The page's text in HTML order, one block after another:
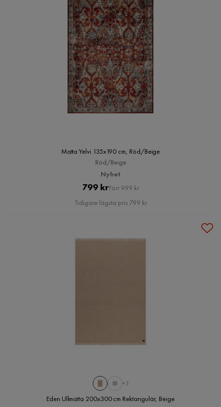
Matta Yelvi 135x190 cm, Röd/Beige
Röd/Beige
Nyhet
Pris
799 krOriginal
Pris
Förr 999 kr
Tidigare lägsta pris 799 kr
+3
Eden Ullmatta 200x300 cm Rektangulär, Beige